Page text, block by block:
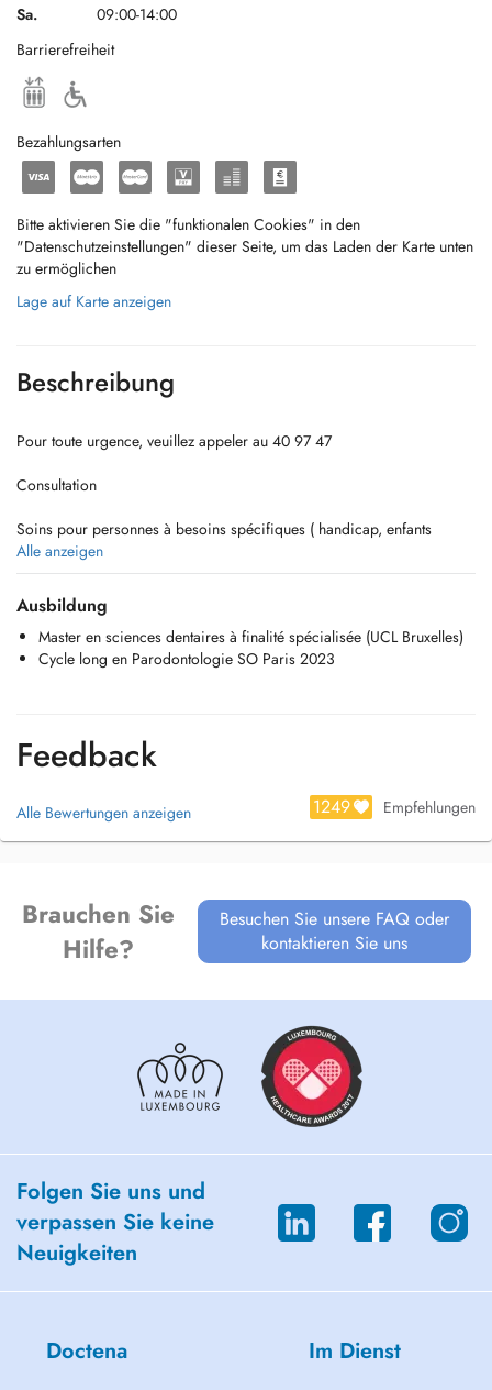
Sa.
09:00-14:00
Barrierefreiheit
Bezahlungsarten
Bitte aktivieren Sie die "funktionalen Cookies" in den
"Datenschutzeinstellungen" dieser Seite, um das Laden der Karte unten
zu ermöglichen
Lage auf Karte anzeigen
Beschreibung
Pour toute urgence, veuillez appeler au 40 97 47
Consultation
Soins pour personnes à besoins spécifiques ( handicap, enfants
difficiles)
Détartrages / Surfaçages
Soins conservateurs
Endodontie
Extractions
Blanchiment
Alle anzeigen
Ausbildung
Master en sciences dentaires à finalité spécialisée (UCL Bruxelles)
Cycle long en Parodontologie SO Paris 2023
Feedback
Alle Bewertungen anzeigen 1249 Empfehlungen
Brauchen Sie
Hilfe?
Besuchen Sie unsere FAQ oder
kontaktieren Sie uns
Folgen Sie uns und
verpassen Sie keine
Neuigkeiten
Doctena Im Dienst